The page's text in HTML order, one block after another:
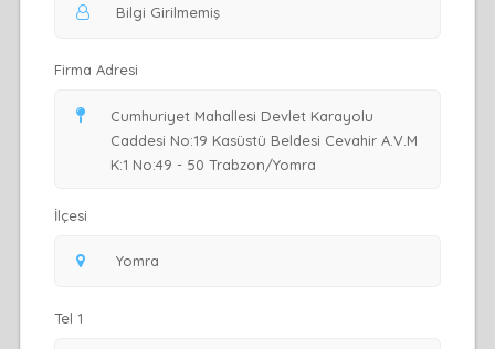
Firma Adresi
İlçesi
Tel 1